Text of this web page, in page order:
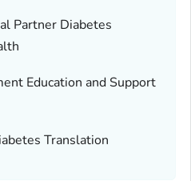
Partner Diabetes
Education and Support
Translation